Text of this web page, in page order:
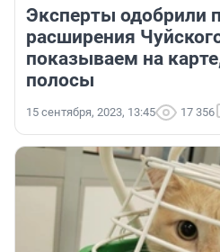
Эксперты одобрили
расширения
показываем на
полосы
15 сентября, 2023, 13:45 17 356